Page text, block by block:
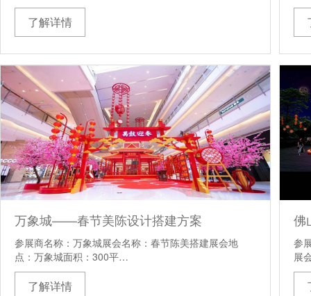
了解详情
万象城——春节美陈设计搭建方案
参展商名称：万象城展会名称：春节陈美搭建展会地
点：万象城面积：300平…
了解详情
佛
参
展